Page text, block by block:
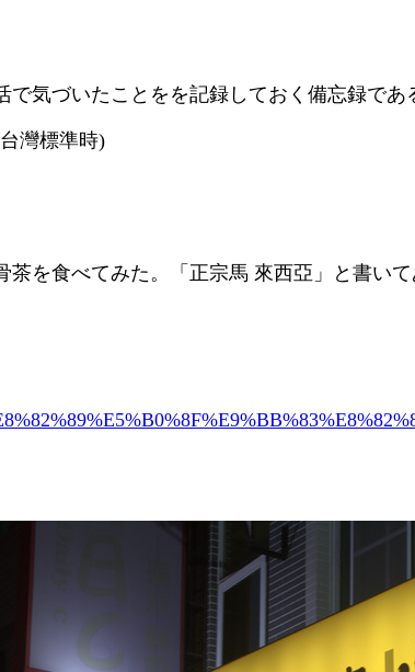
気づいたことをを記録しておく備忘録であ
灣標準時)
を食べてみた。「正宗馬 來西亞」と書い